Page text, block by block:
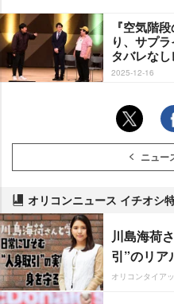
『空気階
り、サプ
タバレなし
2025-12-16
ニュー
オリコンニュース イチオシ
川島海荷
引”のリア
オリコンタイア